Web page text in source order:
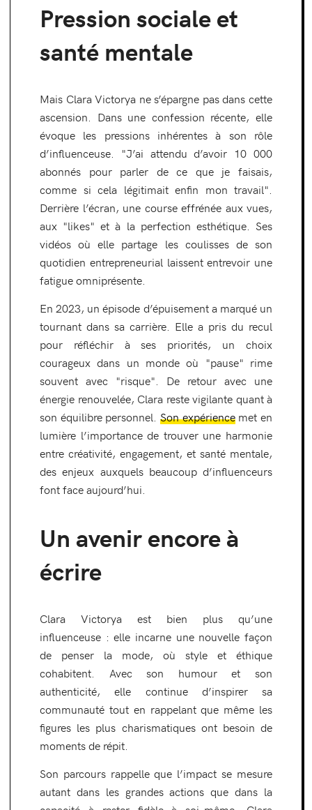
Pression sociale et
santé mentale
Mais Clara Victorya ne s’épargne pas dans cette
ascension. Dans une confession récente, elle
évoque les pressions inhérentes à son rôle
d’influenceuse. "J’ai attendu d’avoir 10 000
abonnés pour parler de ce que je faisais,
comme si cela légitimait enfin mon travail".
Derrière l’écran, une course effrénée aux vues,
aux "likes" et à la perfection esthétique. Ses
vidéos où elle partage les coulisses de son
quotidien entrepreneurial laissent entrevoir une
fatigue omniprésente.
En 2023, un épisode d’épuisement a marqué un
tournant dans sa carrière. Elle a pris du recul
pour réfléchir à ses priorités, un choix
courageux dans un monde où "pause" rime
souvent avec "risque". De retour avec une
énergie renouvelée, Clara reste vigilante quant à
son équilibre personnel. Son expériencemet en
lumière l’importance de trouver une harmonie
entre créativité, engagement, et santé mentale,
des enjeux auxquels beaucoup d’influenceurs
font face aujourd’hui.
Un avenir encore à
écrire
Clara Victorya est bien plus qu’une
influenceuse : elle incarne une nouvelle façon
de penser la mode, où style et éthique
cohabitent. Avec son humour et son
authenticité, elle continue d’inspirer sa
communauté tout en rappelant que même les
figures les plus charismatiques ont besoin de
moments de répit.
Son parcours rappelle que l’impact se mesure
autant dans les grandes actions que dans la